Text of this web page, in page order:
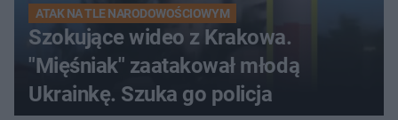
ATAK NA TLE NARODOWOŚCIOWYM
Szokujące wideo z Krakowa.
"Mięśniak" zaatakował młodą
Ukrainkę. Szuka go policja